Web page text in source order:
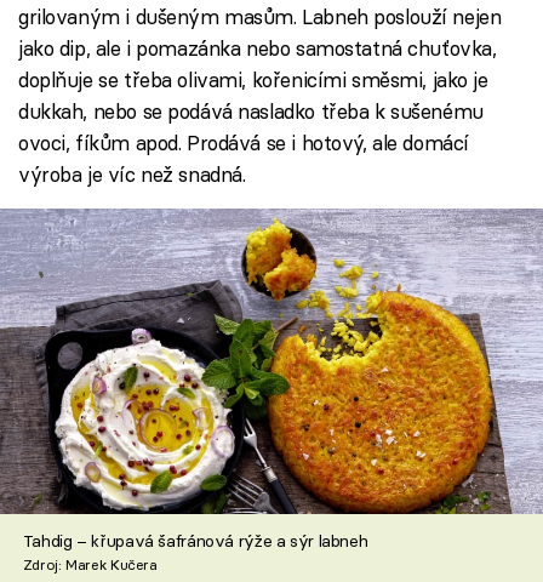
grilovaným i dušeným masům. Labneh poslouží nejen
jako dip, ale i pomazánka nebo samostatná chuťovka,
doplňuje se třeba olivami, kořenicími směsmi, jako je
dukkah, nebo se podává nasladko třeba k sušenému
ovoci, fíkům apod. Prodává se i hotový, ale domácí
výroba je víc než snadná.
Tahdig – křupavá šafránová rýže a sýr labneh
Zdroj: Marek Kučera